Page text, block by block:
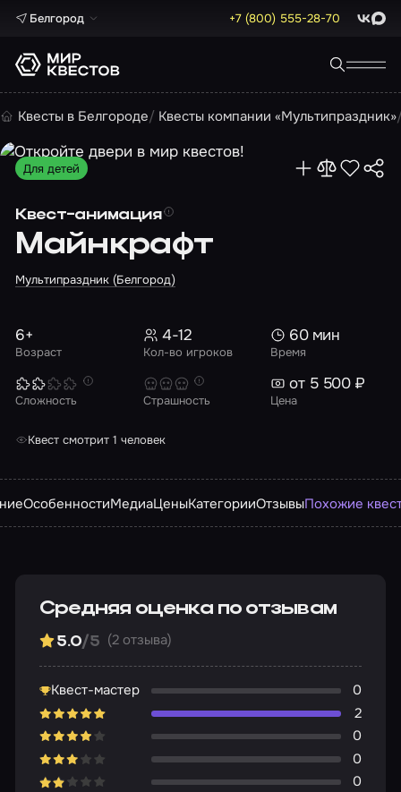
Белгород +7 (800) 555-28-70 Max
Квесты в Белгороде Квесты компании «Мультипраздник»
Для детей
Квест-анимация
Майнкрафт
Мультипраздник (Белгород)
Возраст
6+
Кол-во игроков
4-12
Время
60 мин
Сложность Страшность Цена
от 5 500 ₽
Квест смотрит 1 человек
ОсобенностиМедиаЦеныКатегорииОтзывыПохожие
Средняя оценка по отзывам
5.0/5 (2 отзыва)
Квест-мастер
0
2
0
0
0